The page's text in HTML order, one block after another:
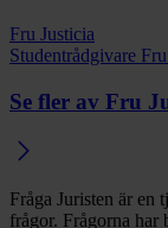
Fru Justicia
Studentrådgivare
Se fler av Fru
Fråga Juristen är en
frågor. Frågorna har